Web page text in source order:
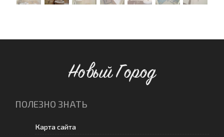
Новый Город
ПОЛЕЗНО ЗНАТЬ
Карта сайта